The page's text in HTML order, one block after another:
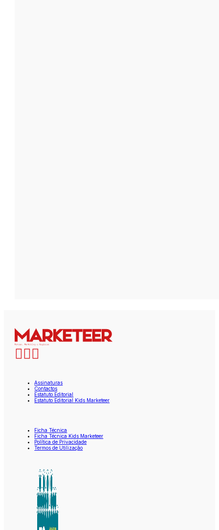
Assinaturas
Contactos
Estatuto Editorial
Estatuto Editorial Kids Marketeer
Ficha Técnica
Ficha Técnica Kids Marketeer
Política de Privacidade
Termos de Utilização